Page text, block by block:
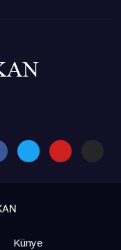
Künye